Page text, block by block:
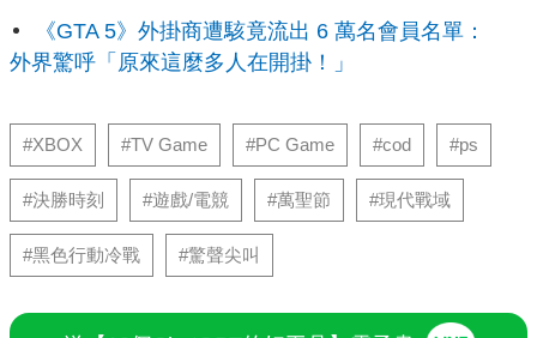
《GTA 5》外掛商遭駭竟流出 6 萬名會員名單：
外界驚呼「原來這麼多人在開掛！」
#XBOX #TV Game #PC Game #cod #ps
#決勝時刻 #遊戲/電競 #萬聖節 #現代戰域
#黑色行動冷戰 #驚聲尖叫